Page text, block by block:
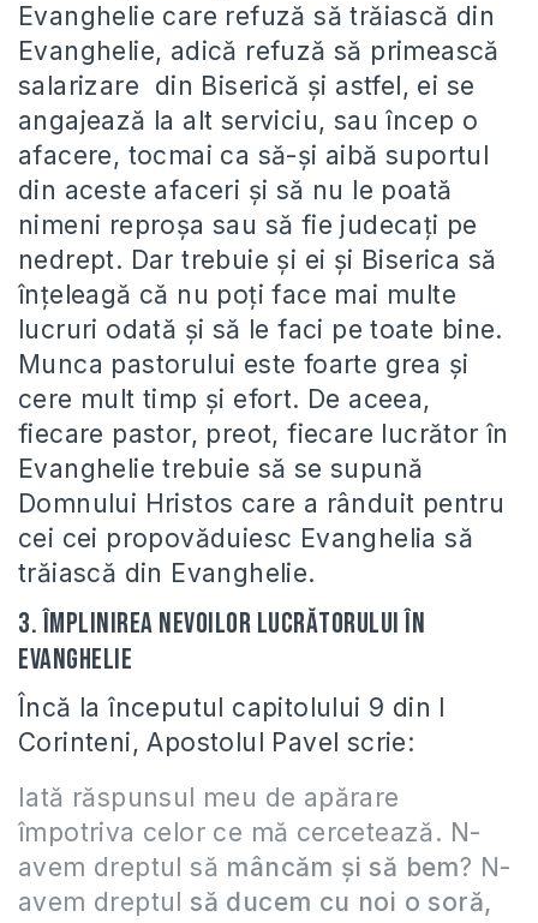
Evanghelie care refuză să trăiască din
Evanghelie, adică refuză să primească
salarizare din Biserică şi astfel, ei se
angajează la alt serviciu, sau încep o
afacere, tocmai ca să-şi aibă suportul
din aceste afaceri şi să nu le poată
nimeni reproşa sau să fie judecaţi pe
nedrept. Dar trebuie şi ei şi Biserica să
înţeleagă că nu poţi face mai multe
lucruri odată şi să le faci pe toate bine.
Munca pastorului este foarte grea şi
cere mult timp şi efort. De aceea,
fiecare pastor, preot, fiecare lucrător în
Evanghelie trebuie să se supună
Domnului Hristos care a rânduit pentru
cei cei propovăduiesc Evanghelia să
trăiască din Evanghelie.
3. Împlinirea nevoilor lucrătorului în
Evanghelie
Încă la începutul capitolului 9 din I
Corinteni, Apostolul Pavel scrie:
Iată răspunsul meu de apărare
împotriva celor ce mă cercetează. N-
avem dreptul să mâncăm şi să bem? N-
avem dreptul să ducem cu noi o soră,